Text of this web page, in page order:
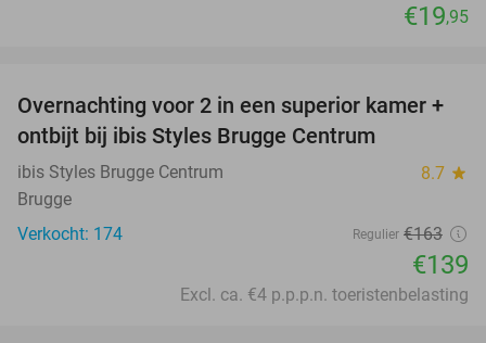
€19,95
15%
Overnachting voor 2 in een superior kamer +
ontbijt bij ibis Styles Brugge Centrum
ibis Styles Brugge Centrum 8.7 star
Brugge
Verkocht: 174
Regulier €163
€139
Excl. ca. €4 p.p.p.n. toeristenbelasting